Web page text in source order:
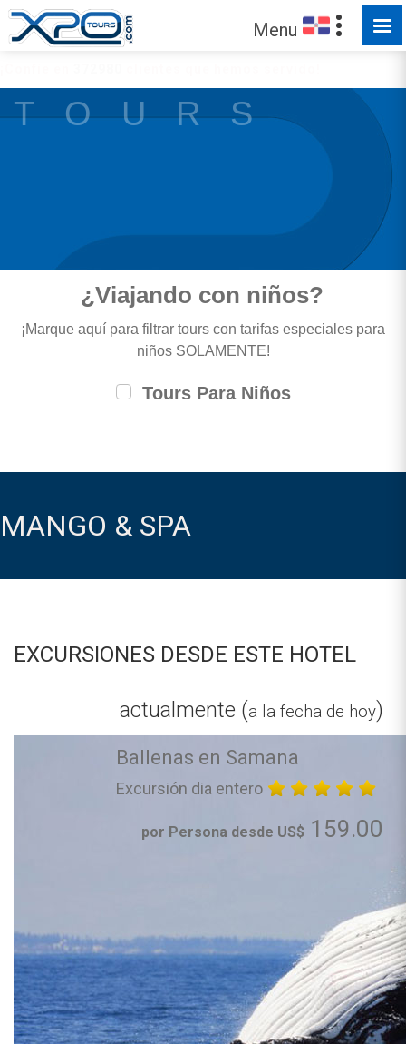
Menu
T O U R S
¿Viajando con niños?
¡Marque aquí para filtrar tours con tarifas especiales para
niños SOLAMENTE!
Tours Para Niños
MANGO & SPA
EXCURSIONES DESDE ESTE HOTEL
actualmente (a la fecha de hoy)
Ballenas en Samana
Excursión dia entero
por Persona desde US$ 159.00